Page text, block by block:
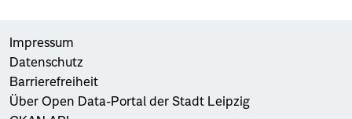
Impressum
Datenschutz
Barrierefreiheit
Über Open Data-Portal der Stadt Leipzig